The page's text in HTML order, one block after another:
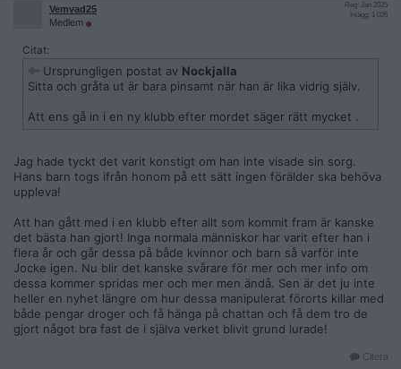
Vemvad25
Medlem
Reg: Jan 2025
Inlägg: 1 026
Citat:
Ursprungligen postat av Nockjalla
Sitta och gråta ut är bara pinsamt när han är lika vidrig själv.
Att ens gå in i en ny klubb efter mordet säger rätt mycket .
Jag hade tyckt det varit konstigt om han inte visade sin sorg.
Hans barn togs ifrån honom på ett sätt ingen förälder ska behöva
uppleva!
Att han gått med i en klubb efter allt som kommit fram är kanske
det bästa han gjort! Inga normala människor har varit efter han i
flera år och går dessa på både kvinnor och barn så varför inte
Jocke igen. Nu blir det kanske svårare för mer och mer info om
dessa kommer spridas mer och mer men ändå. Sen är det ju inte
heller en nyhet längre om hur dessa manipulerat förorts killar med
både pengar droger och få hänga på chattan och få dem tro de
gjort något bra fast de i själva verket blivit grund lurade!
Citera